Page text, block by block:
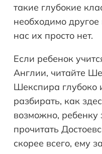
такие глубокие
необходимо другое
нас их просто нет.
Если ребенок
Англии, читайте
Шекспира глубоко
разбирать, как
возможно, ребенку
прочитать
скорее всего, ему